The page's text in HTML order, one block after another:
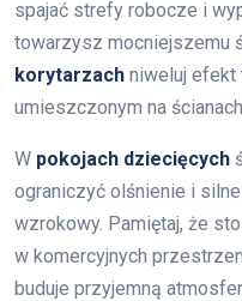
spajać strefy robocze i
towarzysz mocniejszemu
korytarzach niweluj efekt
umieszczonym na
W pokojach dziecięcych
ograniczyć olśnienie i
wzrokowy. Pamiętaj, że
w komercyjnych
buduje przyjemną